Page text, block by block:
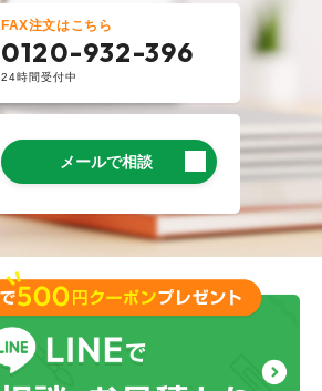
FAX注文はこちら
0120-932-396
24時間受付中
メールで相談